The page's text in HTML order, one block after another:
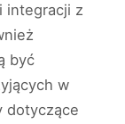
integracji z
być
w
dotyczące